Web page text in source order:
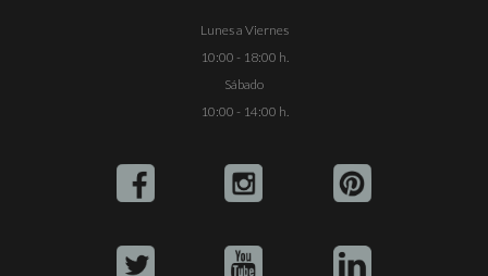
Lunes a Viernes
10:00 - 18:00 h.
Sábado
10:00 - 14:00 h.